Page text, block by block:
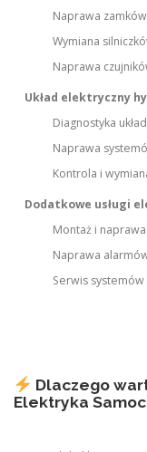
Naprawa
Wymiana
Naprawa
Układ elektryczny
Diagnostyka
Naprawa
Kontrola i
Dodatkowe usługi
Montaż i
Naprawa
Serwis
Dlaczego
Elektryka